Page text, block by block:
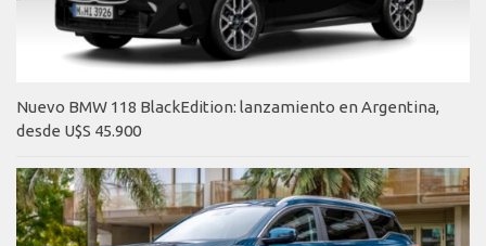
Nuevo BMW 118 BlackEdition: lanzamiento en Argentina,
desde U$S 45.900